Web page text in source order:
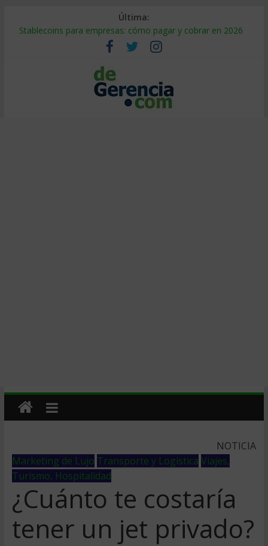
Última:
Stablecoins para empresas: cómo pagar y cobrar en 2026
Despido silencioso: qué es y por qué sale tan caro
IA en selección de personal: cómo auditarla a tiempo
Trabajo forzoso en la cadena de suministro: qué hacer
Mercado hispano de EE. UU.: cómo segmentarlo y venderle
NOTICIA
Marketing de Lujo Transporte y Logistica Viajes,
Turismo, Hospitalidad
¿Cuánto te costaría
tener un jet privado?